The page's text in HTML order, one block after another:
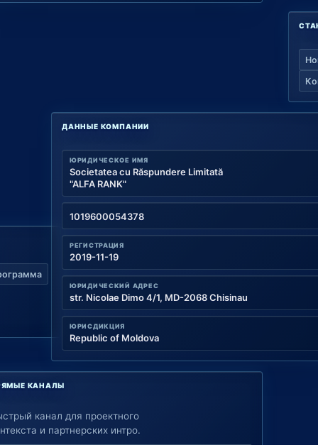
ДАННЫЕ КОМПАНИИ
ЮРИДИЧЕСКОЕ ИМЯ
Societatea cu Răspundere Limitată
"ALFA RANK"
1019600054378
РЕГИСТРАЦИЯ
2019-11-19
ЮРИДИЧЕСКИЙ АДРЕС
str. Nicolae Dimo 4/1, MD-2068 Chisinau
ЮРИСДИКЦИЯ
Republic of Moldova
КАНАЛЫ
канал для проектного
и партнерских интро.